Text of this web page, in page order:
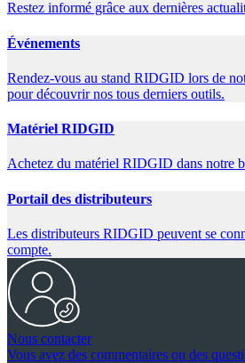
Restez informé grâce aux dernières
Événements
Rendez-vous au stand RIDGID lors de
pour découvrir nos tous derniers outils.
Matériel RIDGID
Achetez du matériel RIDGID dans notre
Portail des distributeurs
Les distributeurs RIDGID peuvent se
compte.
Nous contacter
Vous avez des commentaires ou des